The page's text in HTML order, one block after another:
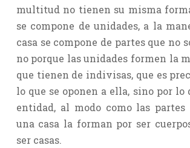
multitud no tienen su misma
se compone de unidades, a la
casa se compone de partes que no
no porque las unidades formen la
que tienen de indivisas, que es
lo que se oponen a ella, sino por lo
entidad, al modo como las
una casa la forman por ser
ser casas.